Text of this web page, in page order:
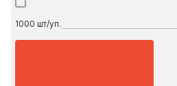
1000 шт/уп.